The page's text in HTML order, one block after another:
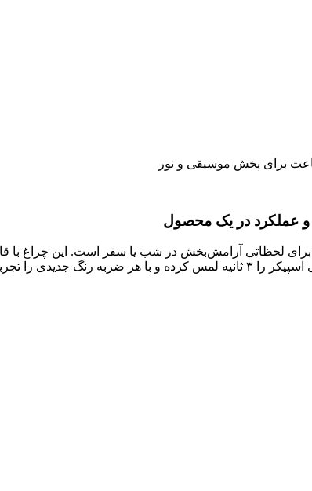
و عملکرد در یک محصول
برای لحظاتی آرامش‌بخش در شب یا سفر است. این چراغ
را تجربه کنید.